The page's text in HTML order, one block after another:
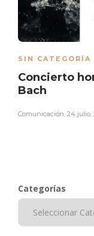
SIN CATEGORÍA
Concierto
Bach
Comunicación 24 julio,
Categorías